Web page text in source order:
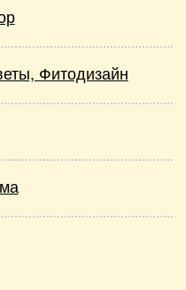
Фитодизайн